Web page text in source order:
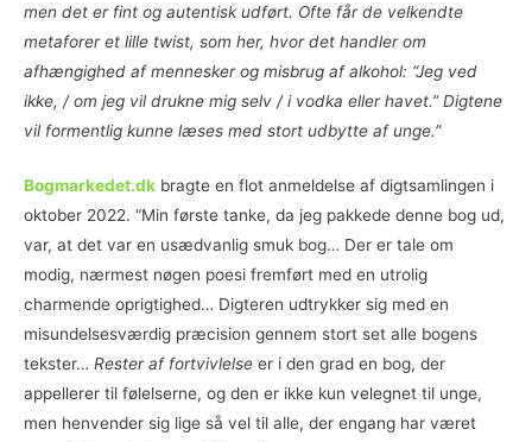
men det er fint og autentisk udført. Ofte får de velkendte
metaforer et lille twist, som her, hvor det handler om
afhængighed af mennesker og misbrug af alkohol: “Jeg ved
ikke, / om jeg vil drukne mig selv / i vodka eller havet.” Digtene
vil formentlig kunne læses med stort udbytte af unge.”
Bogmarkedet.dk bragte en flot anmeldelse af digtsamlingen i
oktober 2022. “Min første tanke, da jeg pakkede denne bog ud,
var, at det var en usædvanlig smuk bog… Der er tale om
modig, nærmest nøgen poesi fremført med en utrolig
charmende oprigtighed… Digteren udtrykker sig med en
misundelsesværdig præcision gennem stort set alle bogens
tekster… Rester af fortvivlelse er i den grad en bog, der
appellerer til følelserne, og den er ikke kun velegnet til unge,
men henvender sig lige så vel til alle, der engang har været